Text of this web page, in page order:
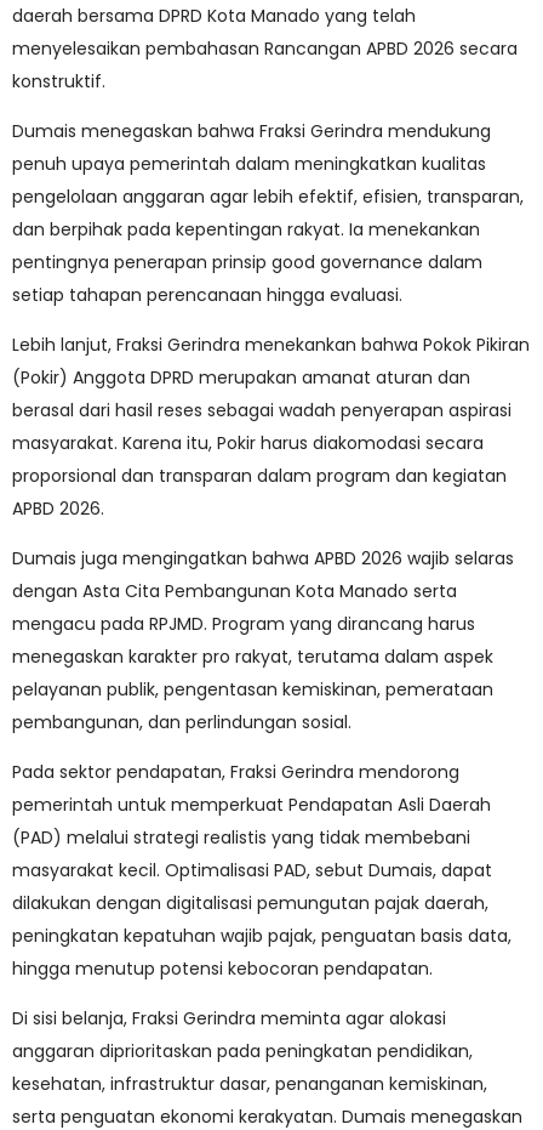
daerah bersama DPRD Kota Manado yang telah
menyelesaikan pembahasan Rancangan APBD 2026 secara
konstruktif.
Dumais menegaskan bahwa Fraksi Gerindra mendukung
penuh upaya pemerintah dalam meningkatkan kualitas
pengelolaan anggaran agar lebih efektif, efisien, transparan,
dan berpihak pada kepentingan rakyat. Ia menekankan
pentingnya penerapan prinsip good governance dalam
setiap tahapan perencanaan hingga evaluasi.
Lebih lanjut, Fraksi Gerindra menekankan bahwa Pokok Pikiran
(Pokir) Anggota DPRD merupakan amanat aturan dan
berasal dari hasil reses sebagai wadah penyerapan aspirasi
masyarakat. Karena itu, Pokir harus diakomodasi secara
proporsional dan transparan dalam program dan kegiatan
APBD 2026.
Dumais juga mengingatkan bahwa APBD 2026 wajib selaras
dengan Asta Cita Pembangunan Kota Manado serta
mengacu pada RPJMD. Program yang dirancang harus
menegaskan karakter pro rakyat, terutama dalam aspek
pelayanan publik, pengentasan kemiskinan, pemerataan
pembangunan, dan perlindungan sosial.
Pada sektor pendapatan, Fraksi Gerindra mendorong
pemerintah untuk memperkuat Pendapatan Asli Daerah
(PAD) melalui strategi realistis yang tidak membebani
masyarakat kecil. Optimalisasi PAD, sebut Dumais, dapat
dilakukan dengan digitalisasi pemungutan pajak daerah,
peningkatan kepatuhan wajib pajak, penguatan basis data,
hingga menutup potensi kebocoran pendapatan.
Di sisi belanja, Fraksi Gerindra meminta agar alokasi
anggaran diprioritaskan pada peningkatan pendidikan,
kesehatan, infrastruktur dasar, penanganan kemiskinan,
serta penguatan ekonomi kerakyatan. Dumais menegaskan